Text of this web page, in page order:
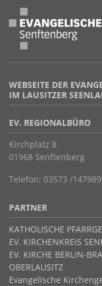
WEBSEITE DER
IM LAUSITZER
EV. REGIONALBÜRO
Kirchplatz 8
01968 Senftenberg
Telefon: 03573 /147989
PARTNER
KATHOLISCHE
EV. KIRCHENKREIS
EV. KIRCHE BERLIN-
OBERLAUSITZ
Evangelische